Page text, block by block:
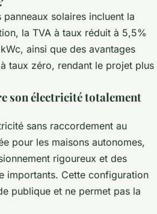
solaires incluent la
la TVA à taux réduit à 5,5%
ainsi que des avantages
taux zéro, rendant le projet plus
son électricité totalement
sans raccordement au
pour les maisons autonomes,
rigoureux et des
importants. Cette configuration
publique et ne permet pas la